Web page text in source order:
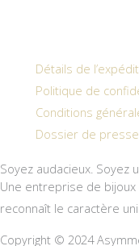
Détails de
Politique de
Conditions
Dossier de presse
Soyez audacieux. Soyez
Une entreprise de
reconnaît le caractère
Copyright © 2024